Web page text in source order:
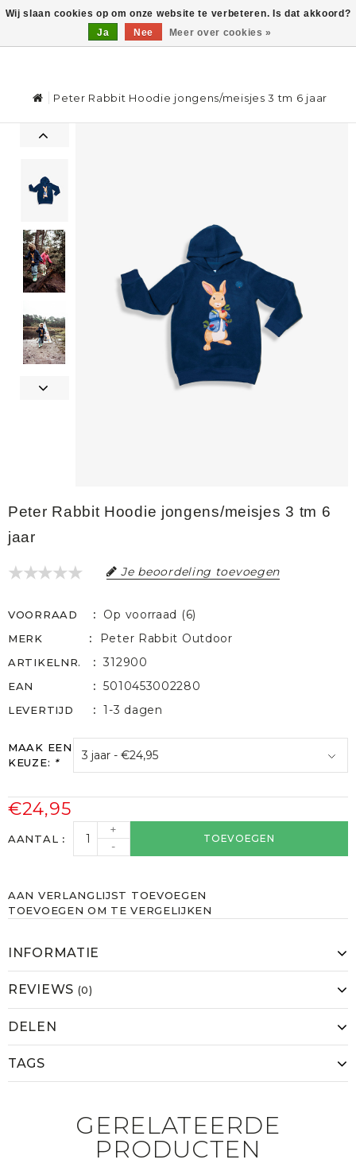
0
Peter Rabbit Hoodie jongens/meisjes 3 tm 6 jaar
Peter Rabbit Hoodie jongens/meisjes 3 tm 6
jaar
Je beoordeling toevoegen
VOORRAAD Op voorraad (6)
MERK Peter Rabbit Outdoor
ARTIKELNR. 312900
EAN 5010453002280
LEVERTIJD 1-3 dagen
MAAK EEN
KEUZE: *
€24,95
AANTAL
+
-
TOEVOEGEN
AAN VERLANGLIJST TOEVOEGEN
TOEVOEGEN OM TE VERGELIJKEN
INFORMATIE
REVIEWS (0)
DELEN
TAGS
GERELATEERDE
PRODUCTEN
Wij slaan cookies op om onze website te verbeteren. Is dat akkoord?
Ja
Nee Meer over cookies »